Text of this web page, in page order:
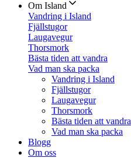
Om Island
Vandring i Island
Fjällstugor
Laugavegur
Thorsmork
Bästa tiden att vandra
Vad man ska packa
Vandring i Island
Fjällstugor
Laugavegur
Thorsmork
Bästa tiden att vandra
Vad man ska packa
Blogg
Om oss